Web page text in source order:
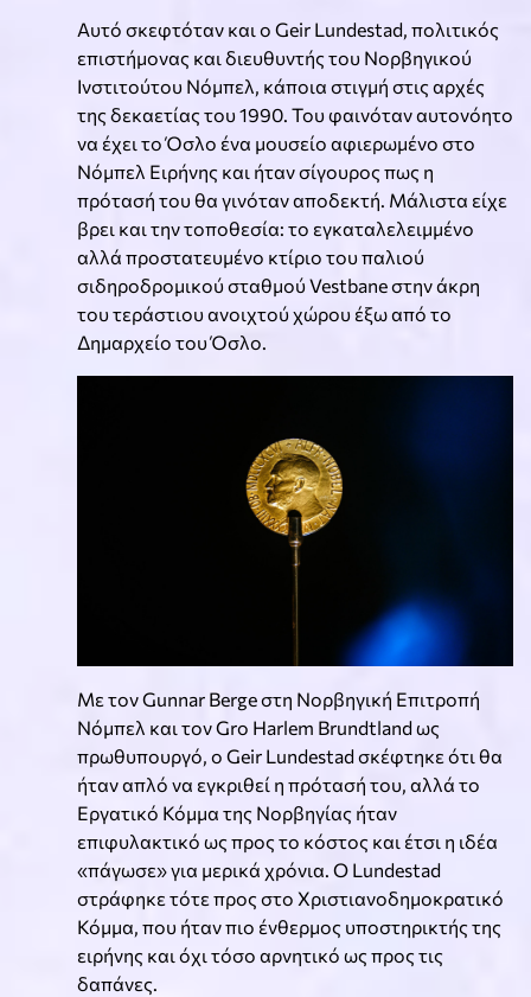
Αυτό σκεφτόταν και ο Geir Lundestad, πολιτικός
επιστήμονας και διευθυντής του Νορβηγικού
Ινστιτούτου Νόμπελ, κάποια στιγμή στις αρχές
της δεκαετίας του 1990. Του φαινόταν αυτονόητο
να έχει το Όσλο ένα μουσείο αφιερωμένο στο
Νόμπελ Ειρήνης και ήταν σίγουρος πως η
πρότασή του θα γινόταν αποδεκτή. Μάλιστα είχε
βρει και την τοποθεσία: το εγκαταλελειμμένο
αλλά προστατευμένο κτίριο του παλιού
σιδηροδρομικού σταθμού Vestbane στην άκρη
του τεράστιου ανοιχτού χώρου έξω από το
Δημαρχείο του Όσλο.
Με τον Gunnar Berge στη Νορβηγική Επιτροπή
Νόμπελ και τον Gro Harlem Brundtland ως
πρωθυπουργό, ο Geir Lundestad σκέφτηκε ότι θα
ήταν απλό να εγκριθεί η πρότασή του, αλλά το
Εργατικό Κόμμα της Νορβηγίας ήταν
επιφυλακτικό ως προς το κόστος και έτσι η ιδέα
«πάγωσε» για μερικά χρόνια. Ο Lundestad
στράφηκε τότε προς στο Χριστιανοδημοκρατικό
Κόμμα, που ήταν πιο ένθερμος υποστηρικτής της
ειρήνης και όχι τόσο αρνητικό ως προς τις
δαπάνες.